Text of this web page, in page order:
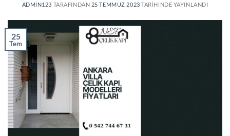
ADMIN123 TARAFINDAN 25 TEMMUZ 2023 TARIHINDE YAYINLANDI
25
Tem